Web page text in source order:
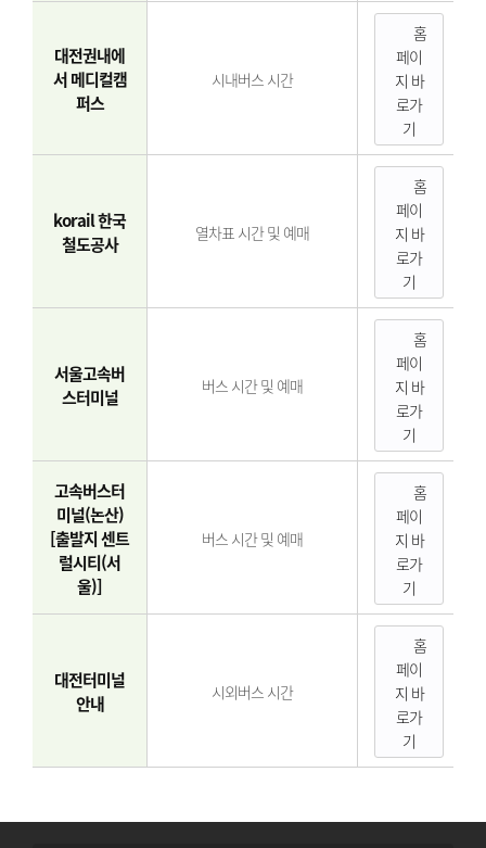
대전권내에
서 메디컬캠
퍼스
시내버스 시간
홈
페이
지 바
로가
기
korail 한국
철도공사
열차표 시간 및 예매
홈
페이
지 바
로가
기
서울고속버
스터미널
버스 시간 및 예매
홈
페이
지 바
로가
기
고속버스터
미널(논산)
[출발지 센트
럴시티(서
울)]
버스 시간 및 예매
홈
페이
지 바
로가
기
대전터미널
안내
시외버스 시간
홈
페이
지 바
로가
기